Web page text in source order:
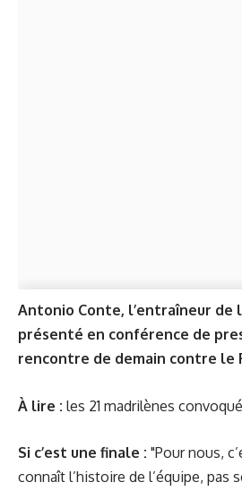
Antonio Conte, l’entraîneur de
présenté en conférence de
rencontre de demain contre le
À lire : les 21 madrilènes
Si c’est une finale : "Pour nous,
connaît l’histoire de l’équipe, pas